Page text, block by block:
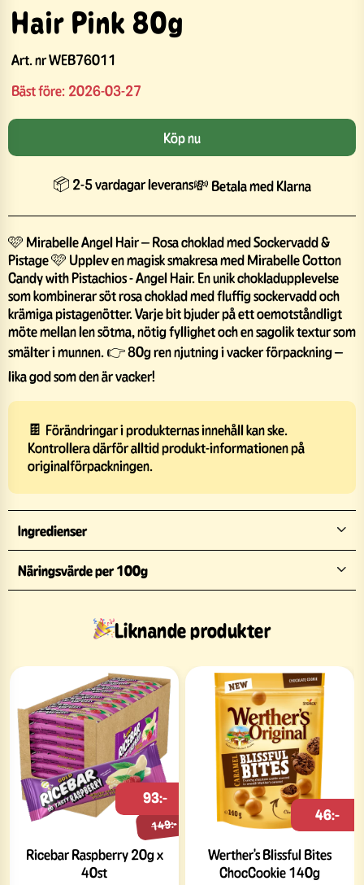
Hair Pink 80g
Art. nrWEB76011
Bäst före: 2026-03-27
Köp nu
📦 2-5 vardagar leverans💸 Betala med Klarna
🩷 Mirabelle Angel Hair – Rosa choklad med Sockervadd &
Pistage 🩷 Upplev en magisk smakresa med Mirabelle Cotton
Candy with Pistachios - Angel Hair. En unik chokladupplevelse
som kombinerar söt rosa choklad med fluffig sockervadd och
krämiga pistagenötter. Varje bit bjuder på ett oemotståndligt
möte mellan len sötma, nötig fyllighet och en sagolik textur som
smälter i munnen. 👉 80g ren njutning i vacker förpackning –
lika god som den är vacker!
🍫 Förändringar i produkternas innehåll kan ske.
Kontrollera därför alltid produkt-informationen på
originalförpackningen.
Ingredienser
Näringsvärde per 100g
Liknande produkter
Ricebar Raspberry 20g x
40st
149:-
93:-
Werther's Blissful Bites
ChocCookie 140g
46:-